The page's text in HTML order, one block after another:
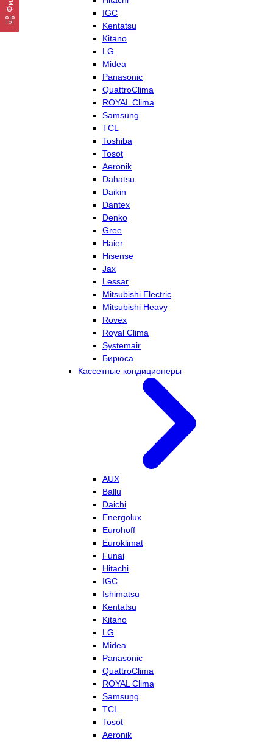
IGC
Kentatsu
Kitano
LG
Midea
Panasonic
QuattroClima
ROYAL Clima
Samsung
TCL
Toshiba
Tosot
Aeronik
Dahatsu
Daikin
Dantex
Denko
Gree
Haier
Hisense
Jax
Lessar
Mitsubishi Electric
Mitsubishi Heavy
Rovex
Royal Clima
Systemair
Бирюса
Кассетные кондиционеры
AUX
Ballu
Daichi
Energolux
Eurohoff
Euroklimat
Funai
Hitachi
IGC
Ishimatsu
Kentatsu
Kitano
LG
Midea
Panasonic
QuattroClima
ROYAL Clima
Samsung
TCL
Tosot
Aeronik